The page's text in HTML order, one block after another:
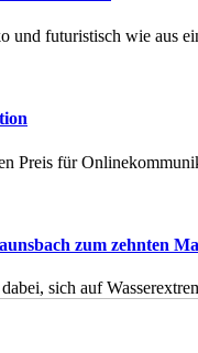
futuristisch wie aus
Preis für
zum zehnten
sich auf